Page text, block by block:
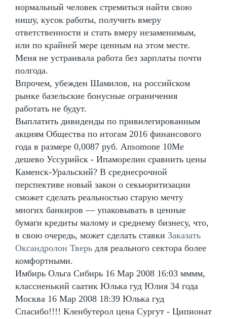
нормальный человек стремиться найти свою
нишу, кусок работы, получить вмеру
ответственности и стать вмеру незаменимым,
или по крайней мере ценным на этом месте.
Меня не устраивала работа без зарплаты почти
полгода.
Впрочем, убежден Шамилов, на российском
рынке базельские бонусные ограничения
работать не будут.
Выплатить дивиденды по привилегированным
акциям Общества по итогам 2016 финансового
года в размере 0,0087 руб. Ansomone 10Me
дешево Уссурийск - Ипаморелин сравнить цены
Каменск-Уральский? В среднесрочной
перспективе новый закон о секьюритизации
сможет сделать реальностью старую мечту
многих банкиров — упаковывать в ценные
бумаги кредиты малому и среднему бизнесу, что,
в свою очередь, может сделать ставки Заказать
Оксандролон Тверь для реального сектора более
комфортными.
Имбирь Ольга Сибирь 16 Мар 2008 16:03 мммм,
классненький саатик Юлька гуд Юлия 34 года
Москва 16 Мар 2008 18:39 Юлька гуд
Спасибо!!!! Кленбутерол цена Сургут - Ципионат